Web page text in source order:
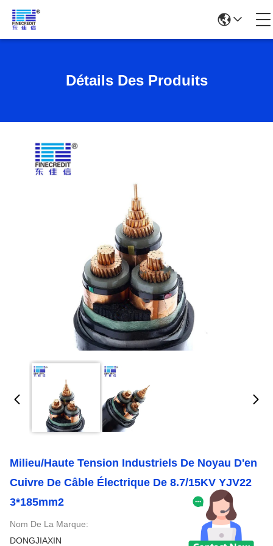
Détails Des Produits
Milieu/haute Tension Industriels De Noyau D'en
Cuivre De Câble Électrique De 8.7/15KV YJV22
3*185mm2
Nom De La Marque:
DONGJIAXIN